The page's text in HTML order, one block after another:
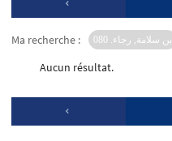
Ma recherche : بن سلامة, رجاء. 080
Aucun résultat.